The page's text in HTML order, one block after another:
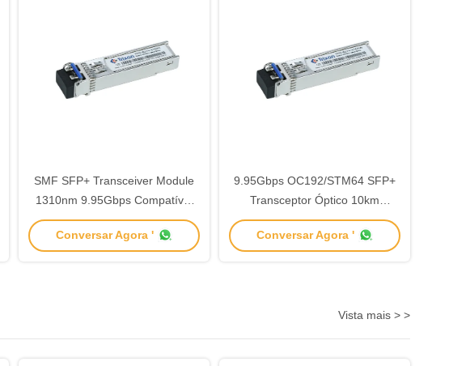
SMF SFP+ Transceiver Module
1310nm 9.95Gbps Compatível
com MSA SFP Specification
Conversar Agora '
9.95Gbps OC192/STM64 SFP+
Transceptor Óptico 10km
1310nm-DFB Com CDR
Conversar Agora '
Vista mais > >